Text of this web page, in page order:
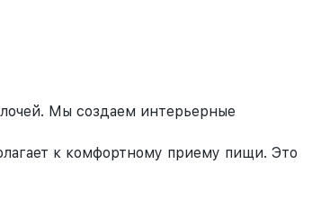
Мы создаем интерьерные
к комфортному приему пищи. Это